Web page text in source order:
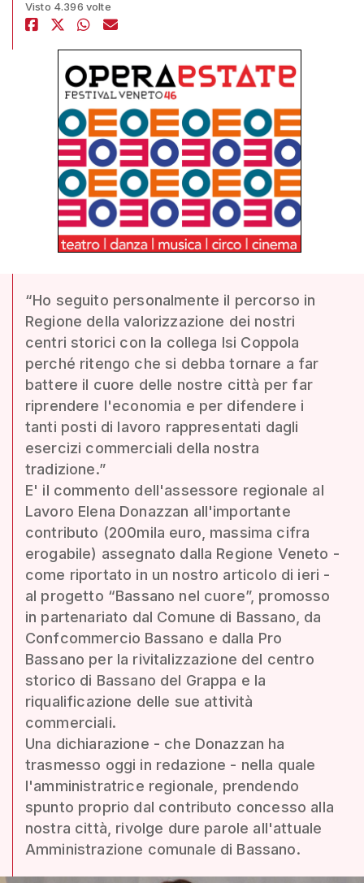
Visto 4.396 volte
“Ho seguito personalmente il percorso in
Regione della valorizzazione dei nostri
centri storici con la collega Isi Coppola
perché ritengo che si debba tornare a far
battere il cuore delle nostre città per far
riprendere l'economia e per difendere i
tanti posti di lavoro rappresentati dagli
esercizi commerciali della nostra
tradizione.”
E' il commento dell'assessore regionale al
Lavoro Elena Donazzan all'importante
contributo (200mila euro, massima cifra
erogabile) assegnato dalla Regione Veneto -
come riportato in un nostro articolo di ieri -
al progetto “Bassano nel cuore”, promosso
in partenariato dal Comune di Bassano, da
Confcommercio Bassano e dalla Pro
Bassano per la rivitalizzazione del centro
storico di Bassano del Grappa e la
riqualificazione delle sue attività
commerciali.
Una dichiarazione - che Donazzan ha
trasmesso oggi in redazione - nella quale
l'amministratrice regionale, prendendo
spunto proprio dal contributo concesso alla
nostra città, rivolge dure parole all'attuale
Amministrazione comunale di Bassano.